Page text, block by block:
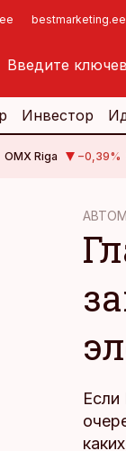
bestmarketing.ee
imelineajalugu.ee
Инвестор
OMX Riga −0,39%